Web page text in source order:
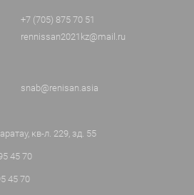
+7 (705) 875 70 51
rennissan2021kz@mail.ru
snab@renisan.asia
кв-л. 229, зд. 55
45 70
45 70